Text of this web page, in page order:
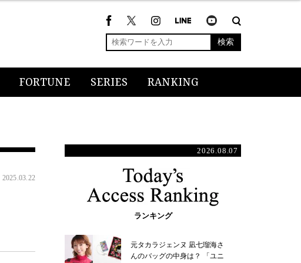
検索
FORTUNE SERIES RANKING
2025.03.22
2026.08.07
ランキング
元タカラジェンヌ 凪七瑠海さ
んのバッグの中身は？ 「ユニ